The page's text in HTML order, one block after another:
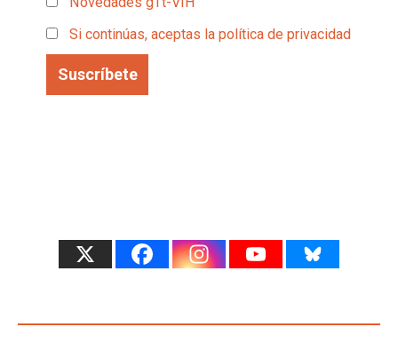
Si continúas, aceptas la política de privacidad